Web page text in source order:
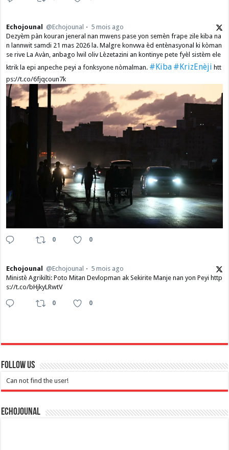
Echojounal @Echojounal
5 mois ago
Dezyèm pàn kouran jeneral nan mwens pase yon semèn frape zile kiba na
n lannwit samdi 21 mas 2026 la. Malgre konvwa èd entènasyonal ki kòman
se rive La Avàn, anbago lwil oliv Lèzetazini an kontinye pete fyèl sistèm ele
ktrik la epi anpeche peyi a fonksyone nòmalman. #Kiba #KrizEnèji htt
ps://t.co/6fjqcoun7k
0 0
Echojounal @Echojounal
5 mois ago
Ministè Agrikilti: Poto Mitan Devlopman ak Sekirite Manje nan yon Peyi http
s://t.co/bHjkyLRwtV
0 0
Follow Us
Can not find the user!
Echojounal